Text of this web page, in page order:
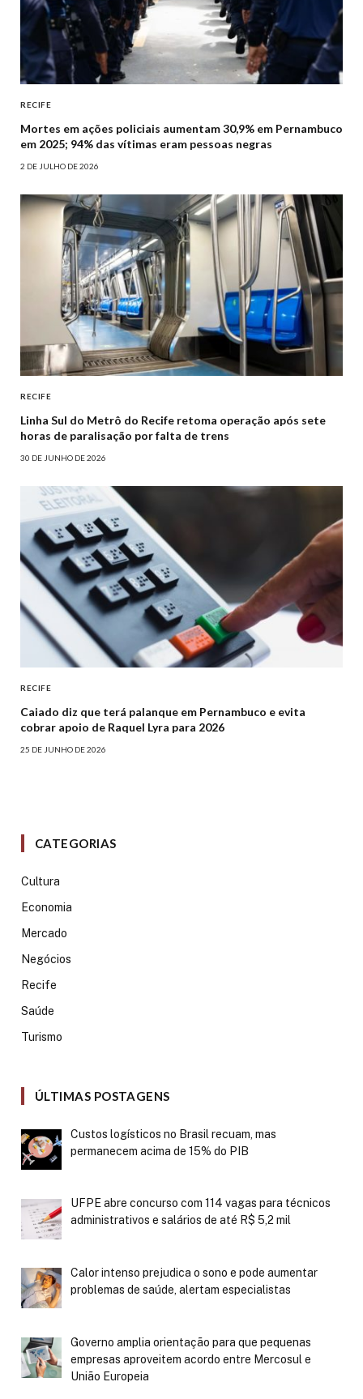
RECIFE
Mortes em ações policiais aumentam 30,9% em Pernambuco
em 2025; 94% das vítimas eram pessoas negras
2 DE JULHO DE 2026
RECIFE
Linha Sul do Metrô do Recife retoma operação após sete
horas de paralisação por falta de trens
30 DE JUNHO DE 2026
RECIFE
Caiado diz que terá palanque em Pernambuco e evita
cobrar apoio de Raquel Lyra para 2026
25 DE JUNHO DE 2026
CATEGORIAS
Cultura
Economia
Mercado
Negócios
Recife
Saúde
Turismo
ÚLTIMAS POSTAGENS
Custos logísticos no Brasil recuam, mas
permanecem acima de 15% do PIB
UFPE abre concurso com 114 vagas para técnicos
administrativos e salários de até R$ 5,2 mil
Calor intenso prejudica o sono e pode aumentar
problemas de saúde, alertam especialistas
Governo amplia orientação para que pequenas
empresas aproveitem acordo entre Mercosul e
União Europeia